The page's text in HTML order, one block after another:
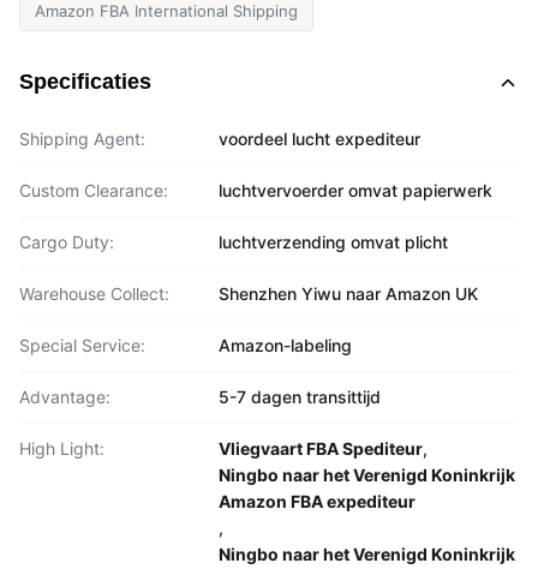
Amazon FBA International Shipping
Specificaties
Shipping Agent: voordeel lucht expediteur
Custom Clearance: luchtvervoerder omvat papierwerk
Cargo Duty: luchtverzending omvat plicht
Warehouse Collect: Shenzhen Yiwu naar Amazon UK
Special Service: Amazon-labeling
Advantage: 5-7 dagen transittijd
High Light: Vliegvaart FBA Spediteur,
Ningbo naar het Verenigd Koninkrijk
Amazon FBA expediteur
,
Ningbo naar het Verenigd Koninkrijk